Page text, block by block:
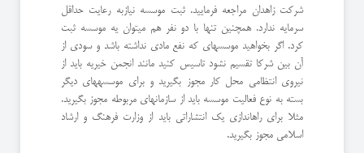
شرکت زاهدان مراجعه فرمایید. ثبت موسسه نیازبه رعایت حداقل
سرمایه ندارد. همچنین تنها با دو نفر هم می­توان یه موسسه ثبت
کرد. اگر بخواهید موسسه­ای که نفع مادی نداشته باشد و سودی از
آن بین شرکا تقسیم نشود تاسیس کنید مانند انجمن خیریه باید از
نیروی انتظامی محل کار مجوز بگیرید و برای موسسه­های دیگر
بسته به نوع فعالیت موسسه باید از سازمان­های مربوطه مجوز بگیرید.
مثلا برای راه­اندازی یک انتشاراتی باید از وزارت فرهنگ و ارشاد
اسلامی مجوز بگیرید.